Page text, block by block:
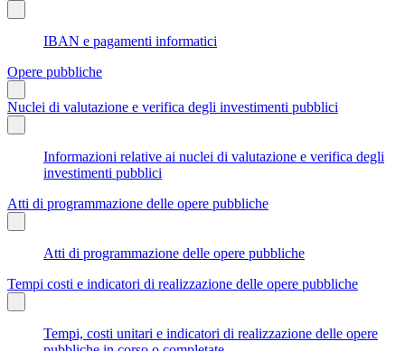
IBAN e pagamenti informatici
Opere pubbliche
Nuclei di valutazione e verifica degli investimenti pubblici
Informazioni relative ai nuclei di valutazione e verifica degli
investimenti pubblici
Atti di programmazione delle opere pubbliche
Atti di programmazione delle opere pubbliche
Tempi costi e indicatori di realizzazione delle opere pubbliche
Tempi, costi unitari e indicatori di realizzazione delle opere